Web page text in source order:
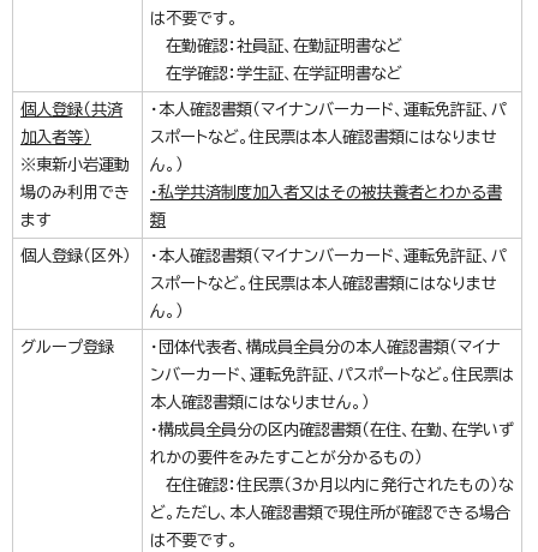
は不要です。
在勤確認：社員証、在勤証明書など
在学確認：学生証、在学証明書など
個人登録（共済
加入者等）
※東新小岩運動
場のみ利用でき
ます
・本人確認書類（マイナンバーカード、運転免許証、パ
スポートなど。住民票は本人確認書類にはなりませ
ん。）
・私学共済制度加入者又はその被扶養者とわかる書
類
個人登録（区外）
・本人確認書類（マイナンバーカード、運転免許証、パ
スポートなど。住民票は本人確認書類にはなりませ
ん。）
グループ登録
・団体代表者、構成員全員分の本人確認書類（マイナ
ンバーカード、運転免許証、パスポートなど。住民票は
本人確認書類にはなりません。）
・構成員全員分の区内確認書類（在住、在勤、在学いず
れかの要件をみたすことが分かるもの）
在住確認：住民票（3か月以内に発行されたもの）な
ど。ただし、本人確認書類で現住所が確認できる場合
は不要です。